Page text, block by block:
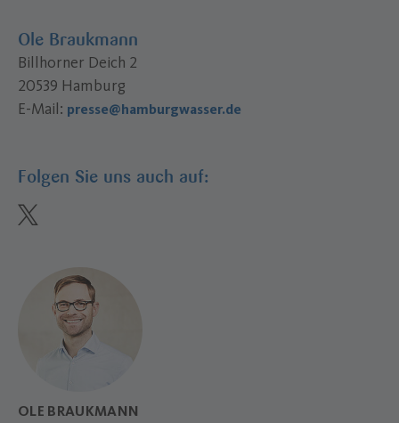
Ole Braukmann
Billhorner Deich 2
20539 Hamburg
E-Mail: presse@hamburgwasser.de
Folgen Sie uns auch auf:
twitter
OLE BRAUKMANN